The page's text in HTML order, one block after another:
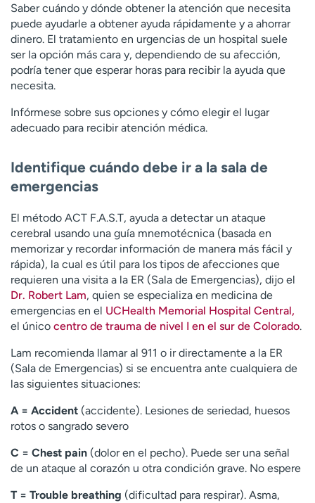
Saber cuándo y dónde obtener la atención que necesita
puede ayudarle a obtener ayuda rápidamente y a ahorrar
dinero. El tratamiento en urgencias de un hospital suele
ser la opción más cara y, dependiendo de su afección,
podría tener que esperar horas para recibir la ayuda que
necesita.
Infórmese sobre sus opciones y cómo elegir el lugar
adecuado para recibir atención médica.
Identifique cuándo debe ir a la sala de
emergencias
El método ACT F.A.S.T, ayuda a detectar un ataque
cerebral usando una guía mnemotécnica (basada en
memorizar y recordar información de manera más fácil y
rápida), la cual es útil para los tipos de afecciones que
requieren una visita a la ER (Sala de Emergencias), dijo el
Dr. Robert Lam, quien se especializa en medicina de
emergencias en el UCHealth Memorial Hospital Central,
el único centro de trauma de nivel I en el sur de Colorado.
Lam recomienda llamar al 911 o ir directamente a la ER
(Sala de Emergencias) si se encuentra ante cualquiera de
las siguientes situaciones:
A = Accident (accidente). Lesiones de seriedad, huesos
rotos o sangrado severo
C = Chest pain (dolor en el pecho). Puede ser una señal
de un ataque al corazón u otra condición grave. No espere
T = Trouble breathing (dificultad para respirar). Asma,